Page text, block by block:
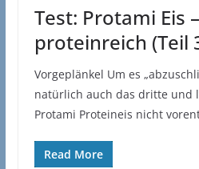
Test: Protami Eis
proteinreich (Teil
Vorgeplänkel Um es
natürlich auch das dritte und
Protami Proteineis nicht
Read More